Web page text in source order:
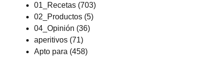
01_Recetas (703)
02_Productos (5)
04_Opinión (36)
aperitivos (71)
Apto para (458)